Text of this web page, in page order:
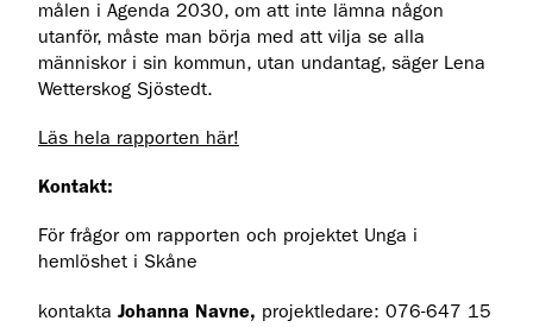
målen i Agenda 2030, om att inte lämna någon
utanför, måste man börja med att vilja se alla
människor i sin kommun, utan undantag, säger Lena
Wetterskog Sjöstedt.
Läs hela rapporten här!
Kontakt:
För frågor om rapporten och projektet Unga i
hemlöshet i Skåne
kontakta Johanna Navne, projektledare: 076-647 15